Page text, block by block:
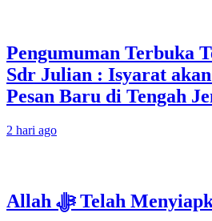
Pengumuman Terbuka
Sdr Julian : Isyarat
Pesan Baru di Tengah
2 hari ago
Allah ﷻ Telah Menyiapkan “Gua